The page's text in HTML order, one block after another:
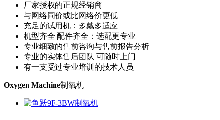
厂家授权的正规经销商
与网络同价或比网络价更低
充足的试用机：多戴多适应
机型齐全 配件齐全：选配更专业
专业细致的售前咨询与售前报告分析
专业的实体售后团队 可随时上门
有一支受过专业培训的技术人员
Oxygen Machine制氧机